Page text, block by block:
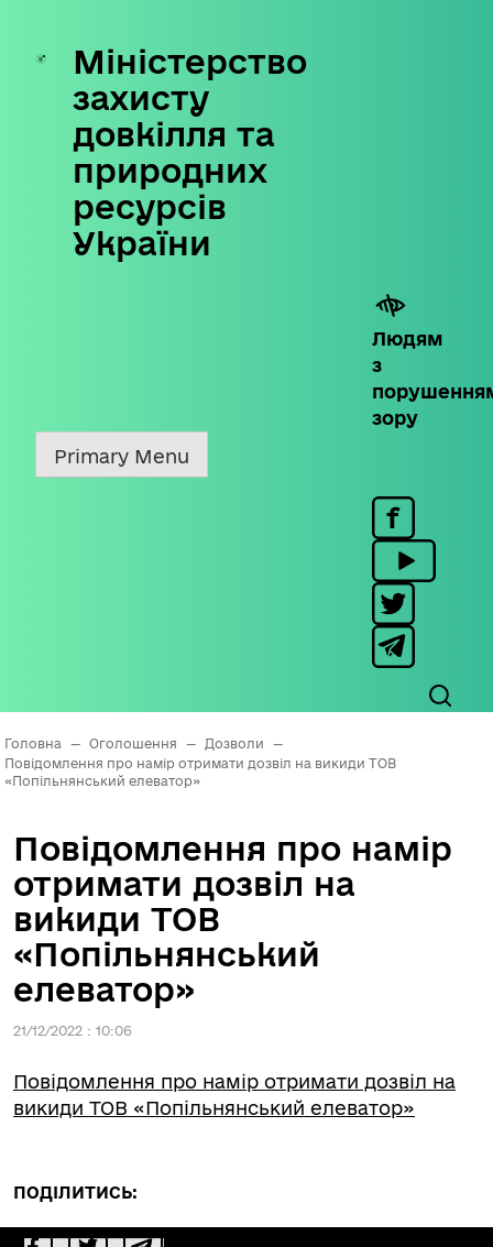
Skip
content
Міністерство
захисту
довкілля та
природних
ресурсів
України
Людям
з
зору
Primary Menu
Головна — Оголошення — Дозволи
—
Повідомлення про намір отримати дозвіл на викиди ТОВ
«Попільнянський елеватор»
Повідомлення про намір
отримати дозвіл на
викиди ТОВ
«Попільнянський
елеватор»
21/12/2022 : 10:06
Повідомлення про намір отримати дозвіл на
викиди ТОВ «Попільнянський елеватор»
ПОДІЛИТИСЬ: